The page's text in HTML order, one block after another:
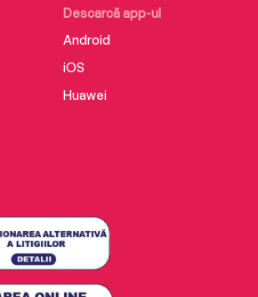
Descarcă app-ul
Android
iOS
Huawei